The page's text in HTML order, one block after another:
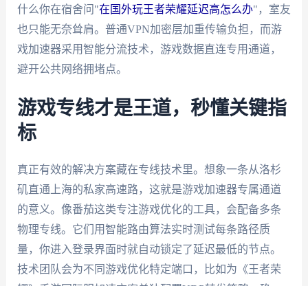
什么你在宿舍问"在国外玩王者荣耀延迟高怎么办"，室友
也只能无奈耸肩。普通VPN加密层加重传输负担，而游
戏加速器采用智能分流技术，游戏数据直连专用通道，
避开公共网络拥堵点。
游戏专线才是王道，秒懂关键指
标
真正有效的解决方案藏在专线技术里。想象一条从洛杉
矶直通上海的私家高速路，这就是游戏加速器专属通道
的意义。像番茄这类专注游戏优化的工具，会配备多条
物理专线。它们用智能路由算法实时测试每条路径质
量，你进入登录界面时就自动锁定了延迟最低的节点。
技术团队会为不同游戏优化特定端口，比如为《王者荣